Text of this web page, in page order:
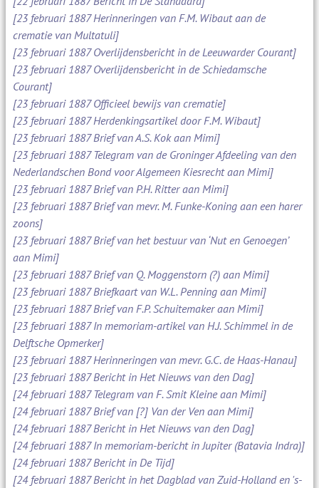
[23 februari 1887 Herinneringen van F.M. Wibaut aan de
crematie van Multatuli]
[23 februari 1887 Overlijdensbericht in de Leeuwarder Courant]
[23 februari 1887 Overlijdensbericht in de Schiedamsche
Courant]
[23 februari 1887 Officieel bewijs van crematie]
[23 februari 1887 Herdenkingsartikel door F.M. Wibaut]
[23 februari 1887 Brief van A.S. Kok aan Mimi]
[23 februari 1887 Telegram van de Groninger Afdeeling van den
Nederlandschen Bond voor Algemeen Kiesrecht aan Mimi]
[23 februari 1887 Brief van P.H. Ritter aan Mimi]
[23 februari 1887 Brief van mevr. M. Funke-Koning aan een harer
zoons]
[23 februari 1887 Brief van het bestuur van ‘Nut en Genoegen’
aan Mimi]
[23 februari 1887 Brief van Q. Moggenstorn (?) aan Mimi]
[23 februari 1887 Briefkaart van W.L. Penning aan Mimi]
[23 februari 1887 Brief van F.P. Schuitemaker aan Mimi]
[23 februari 1887 In memoriam-artikel van H.J. Schimmel in de
Delftsche Opmerker]
[23 februari 1887 Herinneringen van mevr. G.C. de Haas-Hanau]
[23 februari 1887 Bericht in Het Nieuws van den Dag]
[24 februari 1887 Telegram van F. Smit Kleine aan Mimi]
[24 februari 1887 Brief van [?] Van der Ven aan Mimi]
[24 februari 1887 Bericht in Het Nieuws van den Dag]
[24 februari 1887 In memoriam-bericht in Jupiter (Batavia Indra)]
[24 februari 1887 Bericht in De Tijd]
[24 februari 1887 Bericht in het Dagblad van Zuid-Holland en 's-